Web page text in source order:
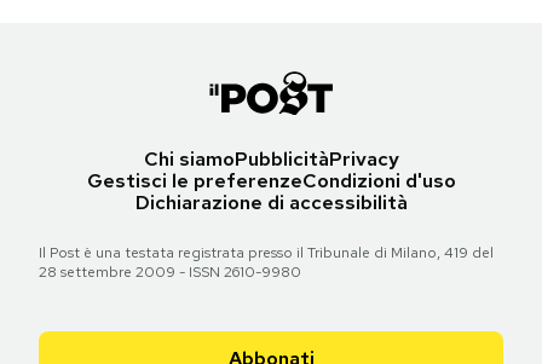
Chi siamoPubblicitàPrivacy
Gestisci le preferenzeCondizioni d'uso
Dichiarazione di accessibilità
Il Post è una testata registrata presso il Tribunale di Milano, 419 del
28 settembre 2009 - ISSN 2610-9980
Abbonati